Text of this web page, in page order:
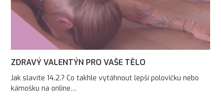
ZDRAVÝ VALENTÝN PRO VAŠE TĚLO
Jak slavíte 14.2.? Co takhle vytáhnout lepší polovičku nebo
kámošku na online…